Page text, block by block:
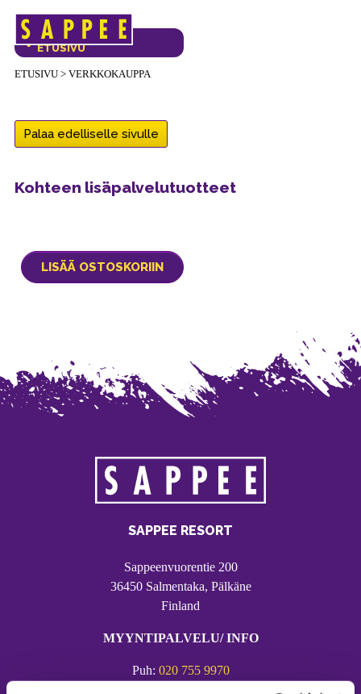
Päävalikko
ETUSIVU> VERKKOKAUPPA
VERKKOKAUPAN
ETUSIVU
Palaa edelliselle sivulle
Kohteen lisäpalvelutuotteet
SAPPEE RESORT
Sappeenvuorentie 200
36450 Salmentaka, Pälkäne
Finland
MYYNTIPALVELU/ INFO
Puh: 020 755 9970